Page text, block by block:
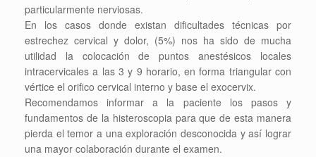
particularmente nerviosas.
En los casos donde existan dificultades técnicas por
estrechez cervical y dolor, (5%) nos ha sido de mucha
utilidad la colocación de puntos anestésicos locales
intracervicales a las 3 y 9 horario, en forma triangular con
vértice el orifico cervical interno y base el exocervix.
Recomendamos informar a la paciente los pasos y
fundamentos de la histeroscopia para que de esta manera
pierda el temor a una exploración desconocida y así lograr
una mayor colaboración durante el examen.